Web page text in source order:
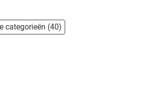
categorieën (40)